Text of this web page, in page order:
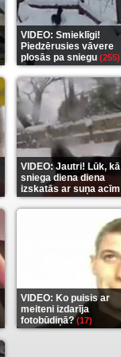
VIDEO: Smieklīgi!
Piedzērusies vāvere
plosās pa sniegu (255)
VIDEO: Jautri! Lūk, kā
sniega diena diena
izskatās ar suņa acīm
(6)
VIDEO: Ko puisis ar
meiteni izdarīja
fotobūdiņā?(17)